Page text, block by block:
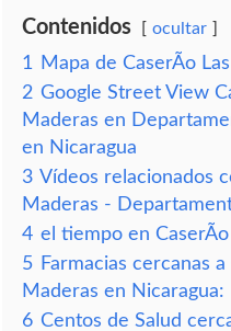
Contenidos ocultar
1
Mapa de CaserÃ­o
2 Google Street View
Maderas en
en Nicaragua
3 Vídeos relacionados
Maderas -
4 el tiempo en
5 Farmacias cercanas a
Maderas en Nicaragua:
6 Centos de Salud